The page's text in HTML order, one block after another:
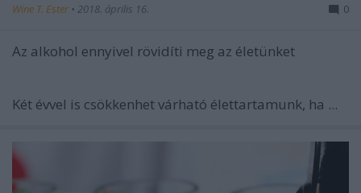
Wine T. Ester • 2018. április 16. 0
Az alkohol ennyivel rövidíti meg az életünket
Két évvel is csökkenhet várható élettartamunk, ha ...